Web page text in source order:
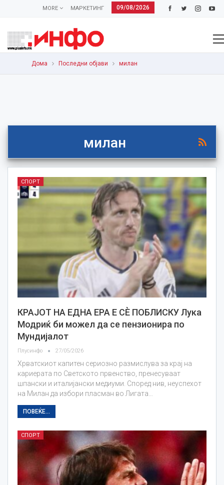
09/08/2026
МАРКЕТИНГ
MORE
Дома Последни објави милан
милан
СПОРТ
КРАЈОТ НА ЕДНА ЕРА Е СЀ ПОБЛИСКУ Лука
Модриќ би можел да се пензионира по
Мундијалот
Плусинфо 27/05/2026
Хрватскиот капитен сериозно размислува за крај на
кариерата по Светското првенство, пренесуваат
шпански и италијански медиуми. Според нив, неуспехот
на Милан да избори пласман во Лигата…
ПОВЕЌЕ...
СПОРТ